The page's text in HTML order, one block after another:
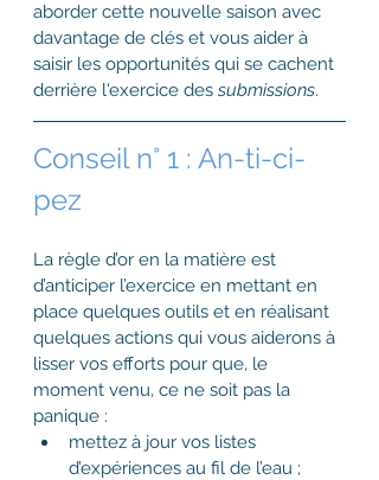
aborder cette nouvelle saison avec
davantage de clés et vous aider à
saisir les opportunités qui se cachent
derrière l'exercice des submissions.
Conseil n° 1 : An-ti-ci-
pez
La règle d’or en la matière est
d’anticiper l’exercice en mettant en
place quelques outils et en réalisant
quelques actions qui vous aiderons à
lisser vos efforts pour que, le
moment venu, ce ne soit pas la
panique :
mettez à jour vos listes
d’expériences au fil de l’eau ;